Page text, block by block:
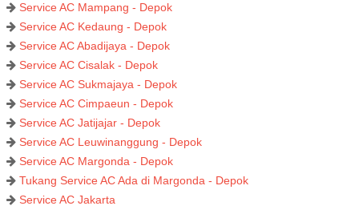
Service AC Mampang - Depok
Service AC Kedaung - Depok
Service AC Abadijaya - Depok
Service AC Cisalak - Depok
Service AC Sukmajaya - Depok
Service AC Cimpaeun - Depok
Service AC Jatijajar - Depok
Service AC Leuwinanggung - Depok
Service AC Margonda - Depok
Tukang Service AC Ada di Margonda - Depok
Service AC Jakarta